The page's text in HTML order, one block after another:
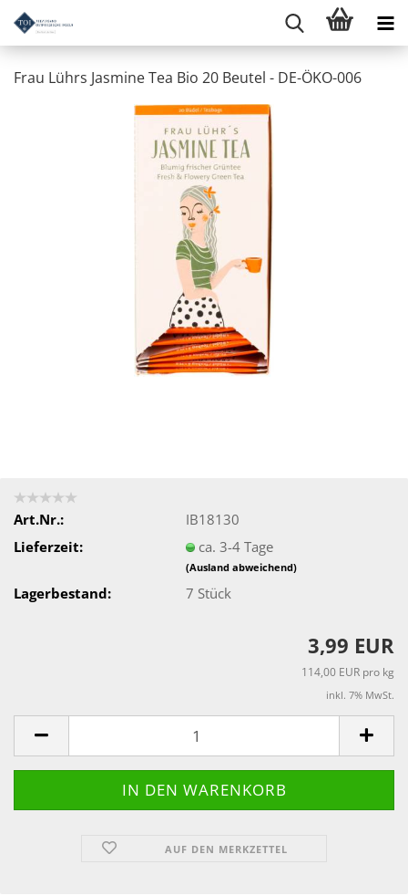
Frau Lührs Jasmine Tea Bio 20 Beutel - DE-ÖKO-006
Art.Nr.:
IB18130
Lieferzeit:
ca. 3-4 Tage
(Ausland abweichend)
Lagerbestand: 7 Stück
3,99 EUR
114,00 EUR pro kg
inkl. 7% MwSt.
AUF DEN MERKZETTEL